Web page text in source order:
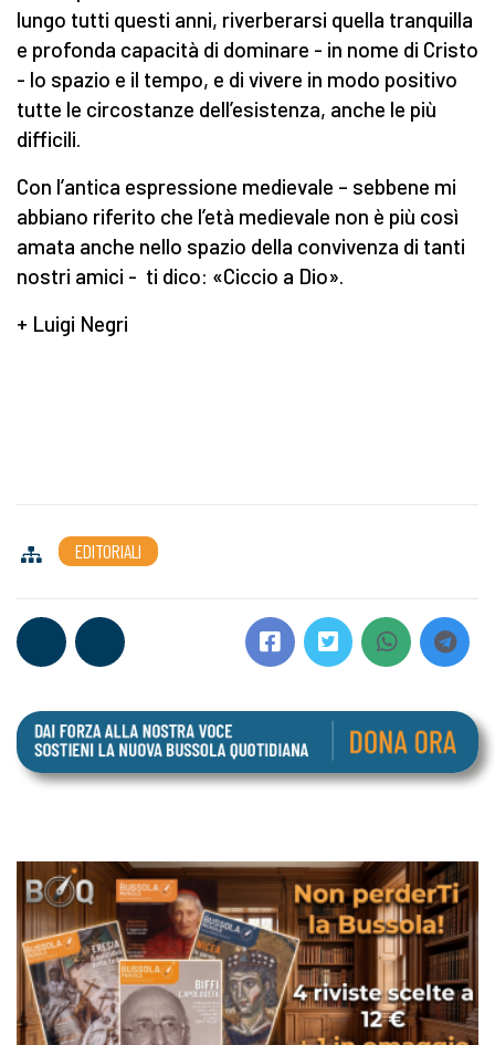
lungo tutti questi anni, riverberarsi quella tranquilla
e profonda capacità di dominare - in nome di Cristo
- lo spazio e il tempo, e di vivere in modo positivo
tutte le circostanze dell’esistenza, anche le più
difficili.
Con l’antica espressione medievale – sebbene mi
abbiano riferito che l’età medievale non è più così
amata anche nello spazio della convivenza di tanti
nostri amici - ti dico: «Ciccio a Dio».
+ Luigi Negri
EDITORIALI